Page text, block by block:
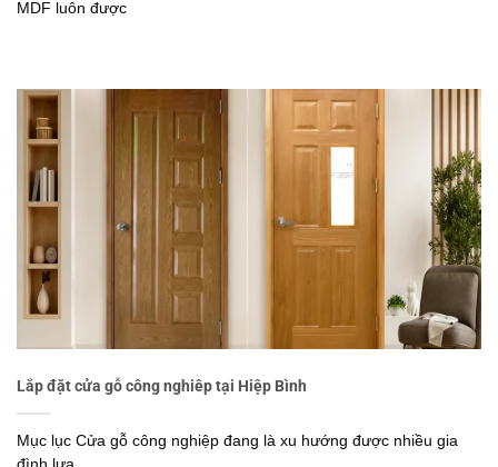
MDF luôn được
Lắp đặt cửa gỗ công nghiêp tại Hiệp Bình
Mục lục Cửa gỗ công nghiệp đang là xu hướng được nhiều gia